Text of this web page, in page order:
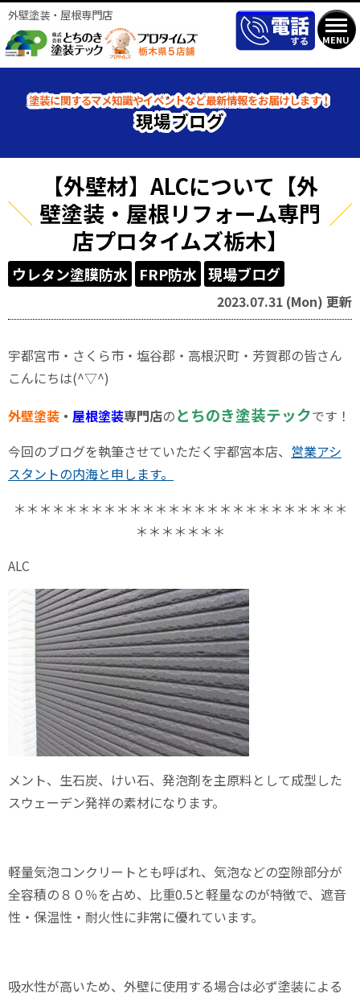
MENU
外壁塗装・屋根専門店
塗装に関するマメ知識やイベントなど最新情報をお届けします！
現場ブログ
【外壁材】ALCについて【外
壁塗装・屋根リフォーム専門
店プロタイムズ栃木】
ウレタン塗膜防水 FRP防水 現場ブログ
2023.07.31 (Mon) 更新
宇都宮市・さくら市・塩谷郡・高根沢町・芳賀郡の皆さん
こんにちは(^▽^)
外壁塗装 ・ 屋根塗装専門店のとちのき塗装テックです！
今回のブログを執筆させていただく宇都宮本店、 営業アシ
スタントの内海と申します。
＊＊＊＊＊＊＊＊＊＊＊＊＊＊＊＊＊＊＊＊＊＊＊＊＊＊
＊＊＊＊＊＊＊
ALC
メント、生石炭、けい石、発泡剤を主原料として成型した
スウェーデン発祥の素材になります。
軽量気泡コンクリートとも呼ばれ、気泡などの空隙部分が
全容積の８０％を占め、比重0.5と軽量なのが特徴で、遮音
性・保温性・耐火性に非常に優れています。
吸水性が高いため、外壁に使用する場合は必ず塗装による